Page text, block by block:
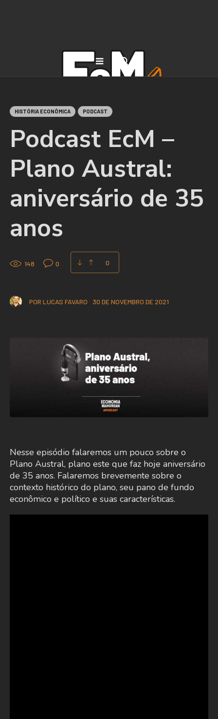
HISTÓRIA ECONÔMICA PODCAST
Podcast EcM –
Plano Austral:
aniversário de 35
anos
148 0 0
POR LUCAS FAVARO 30 DE NOVEMBRO DE 2021
Nesse episódio falaremos um pouco sobre o
Plano Austral, plano este que faz hoje aniversário
de 35 anos. Falaremos brevemente sobre o
contexto histórico do plano, seu pano de fundo
econômico e político e suas características.